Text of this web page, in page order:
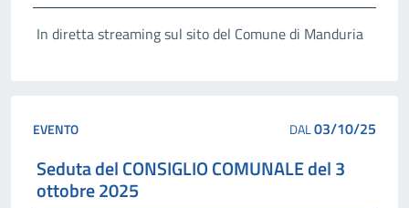
In diretta streaming sul sito del Comune di Manduria
EVENTO DAL03/10/25
Seduta del CONSIGLIO COMUNALE del 3
ottobre 2025